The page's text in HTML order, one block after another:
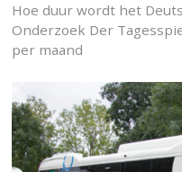
Hoe duur wordt het
Onderzoek Der
per maand